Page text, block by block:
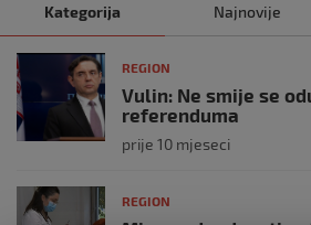
Kategorija Najnovije
REGION
Vulin: Ne smije se
referenduma
prije 10 mjeseci
REGION